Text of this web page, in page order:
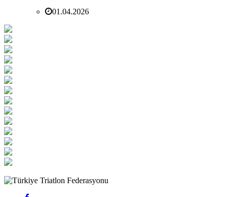
01.04.2026